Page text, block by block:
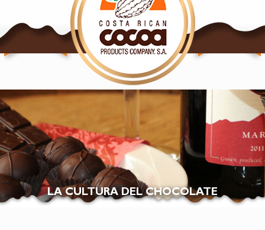
CHOCOLATE
LA CULTURA DEL CHOCOLATE